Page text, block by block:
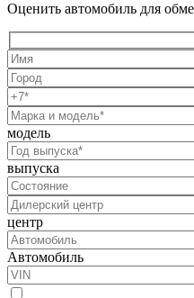
Оценить автомобиль для
модель
выпуска
центр
Автомобиль